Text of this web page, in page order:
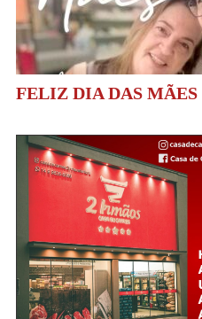
FELIZ DIA DAS MÃES